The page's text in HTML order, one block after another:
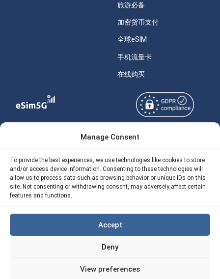
Manage Consent
To provide the best experiences, we use technologies like cookies to store
and/or access device information. Consenting to these technologies will
allow us to process data such as browsing behavior or unique IDs on this
site. Not consenting or withdrawing consent, may adversely affect certain
features and functions.
Accept
Deny
View preferences
旅游必备
加密货币支付
全球eSIM
手机流量卡
在线购买
Your Tickets
免费eSIM流量计算器
我们的 API
eSIM5G 退款政策
Copyright © 2026
使用条款
隐私政策
Site Map